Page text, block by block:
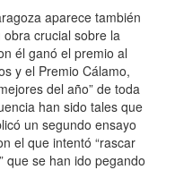
aparece también
obra crucial sobre la
él ganó el premio al
y el Premio Cálamo,
del año” de toda
han sido tales que
un segundo ensayo
el que intentó “rascar
que se han ido pegando